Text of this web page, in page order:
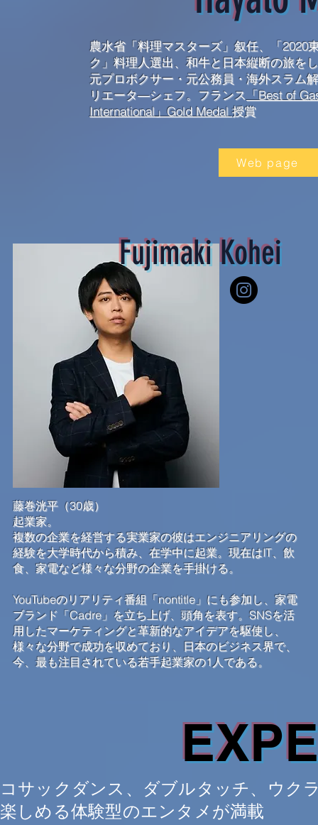
農水省「料理マスターズ」叙任、「2020
ク」料理人選出、和牛と日本縦断の旅を
元プロボクサー・元公務員・海外スラム
リエータ―シェフ。フランス 「Best of
International」Gold Medal授賞
Web page
Fujimaki Kohei
藤巻洸平（30歳）
起業家。
複数の企業を経営する実業家の彼はエンジニアリングの
経験を大学時代から積み、在学中に起業。現在はIT、飲
食、家電など様々な分野の企業を手掛ける。
YouTubeのリアリティ番組「nontitle」にも参加し、家電
ブランド「Cadre」を立ち上げ、頭角を表す。SNSを活
用したマーケティングと革新的なアイデアを駆使し、
様々な分野で成功を収めており、日本のビジネス界で、
今、最も注目されている若手起業家の1人である。
コサックダンス、ダブルタッチ、ウク
楽しめる体験型のエンタメが満載